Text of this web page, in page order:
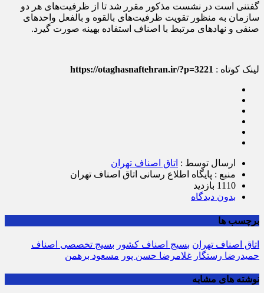
گفتنی است در نشست مذکور مقرر شد تا از ظرفیت‌های هر دو
سازمان به منظور تقویت ظرفیت‌های بالقوه و بالفعل واحدهای
صنفی و نهادهای مرتبط با اصناف استفاده بهینه صورت گیرد.
لینک کوتاه : https://otaghasnaftehran.ir/?p=3221
ارسال توسط : اتاق اصناف تهران
منبع : پایگاه اطلاع رسانی اتاق اصناف تهران
1110 بازدید
بدون دیدگاه
برچسب ها
اتاق اصناف تهران بسیج اصناف کشور بسیج تخصصی اصناف
حمیدرضا رستگار غلامرضا حسن پور مسعود برهمن
نوشته های مشابه